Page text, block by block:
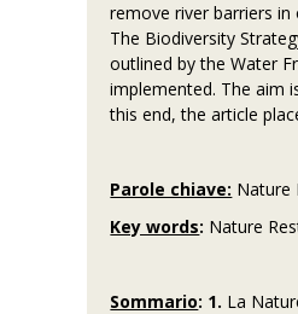
remove river barriers
The Biodiversity
outlined by the Water
implemented. The aim
this end, the article
Parole chiave: Nature
Key words: Nature
Sommario: 1. La